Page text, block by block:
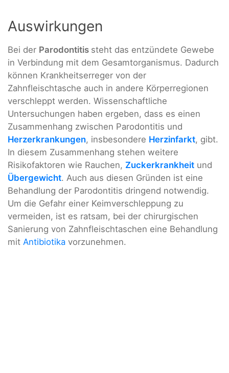
Auswirkungen
Bei der Parodontitis steht das entzündete Gewebe
in Verbindung mit dem Gesamtorganismus. Dadurch
können Krankheitserreger von der
Zahnfleischtasche auch in andere Körperregionen
verschleppt werden. Wissenschaftliche
Untersuchungen haben ergeben, dass es einen
Zusammenhang zwischen Parodontitis und
Herzerkrankungen, insbesondere Herzinfarkt, gibt.
In diesem Zusammenhang stehen weitere
Risikofaktoren wie Rauchen, Zuckerkrankheit und
Übergewicht. Auch aus diesen Gründen ist eine
Behandlung der Parodontitis dringend notwendig.
Um die Gefahr einer Keimverschleppung zu
vermeiden, ist es ratsam, bei der chirurgischen
Sanierung von Zahnfleischtaschen eine Behandlung
mit Antibiotika vorzunehmen.